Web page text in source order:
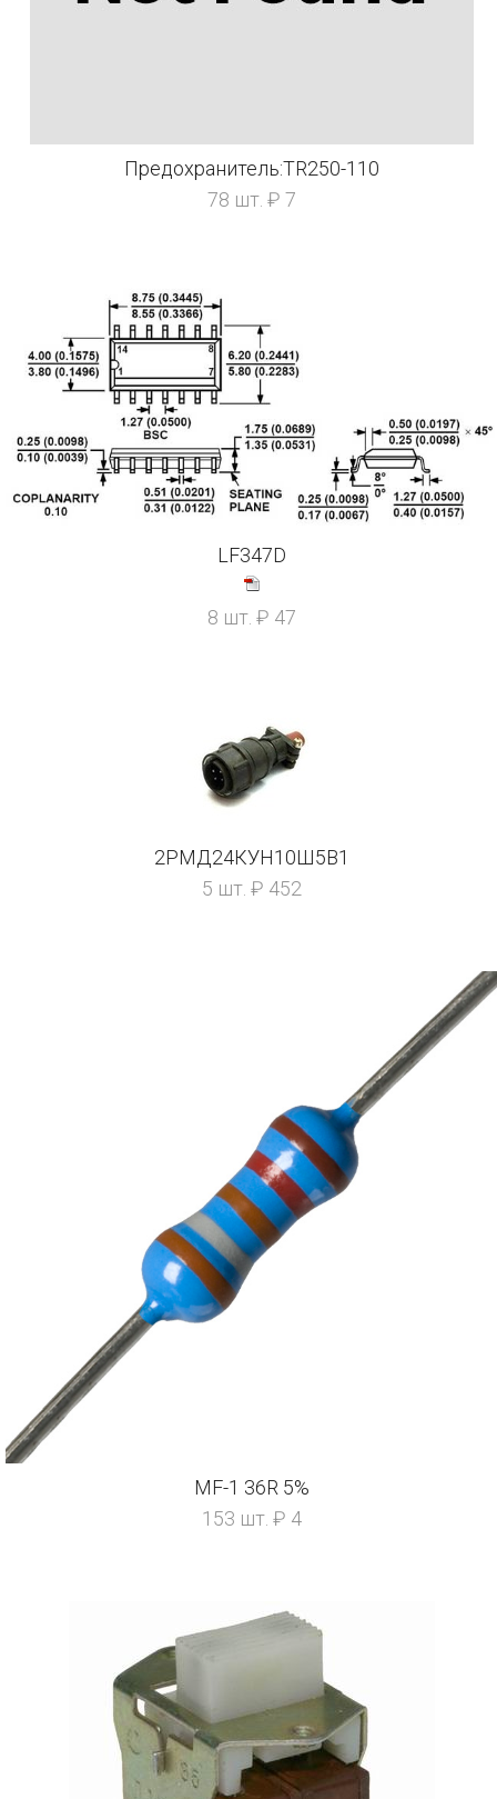
Предохранитель:TR250-110
78 шт. ₽ 7
LF347D
8 шт. ₽ 47
2РМД24КУН10Ш5В1
5 шт. ₽ 452
MF-1 36R 5%
153 шт. ₽ 4